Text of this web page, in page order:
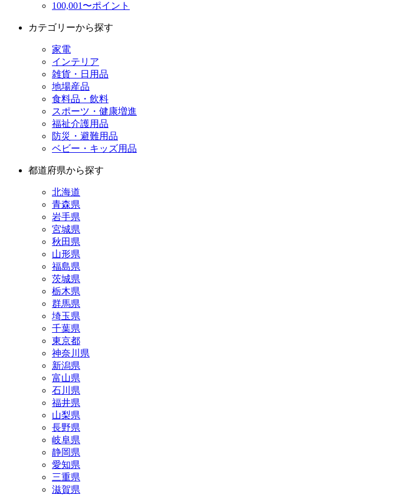
100,001〜ポイント
カテゴリーから探す
家電
インテリア
雑貨・日用品
地場産品
食料品・飲料
スポーツ・健康増進
福祉介護用品
防災・避難用品
ベビー・キッズ用品
都道府県から探す
北海道
青森県
岩手県
宮城県
秋田県
山形県
福島県
茨城県
栃木県
群馬県
埼玉県
千葉県
東京都
神奈川県
新潟県
富山県
石川県
福井県
山梨県
長野県
岐阜県
静岡県
愛知県
三重県
滋賀県